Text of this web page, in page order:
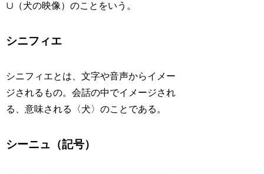
∪（犬の映像）のことをいう。
シニフィエ
シニフィエとは、文字や音声からイメー
ジされるもの。会話の中でイメージされ
る、意味される〈犬〉のことである。
シーニュ（記号）